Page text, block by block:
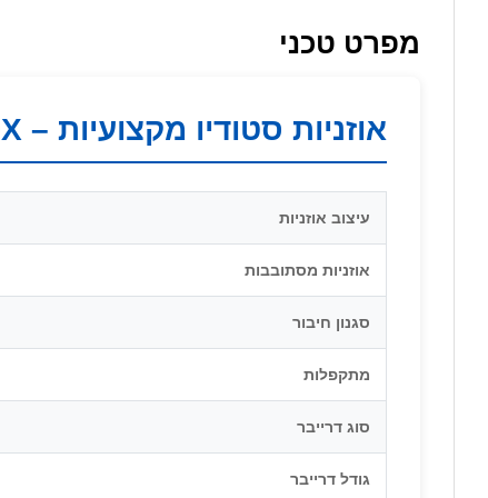
מפרט טכני
אוזניות סטודיו מקצועיות – Audio-Technica ATH-M20X
עיצוב אוזניות
אוזניות מסתובבות
סגנון חיבור
מתקפלות
סוג דרייבר
גודל דרייבר